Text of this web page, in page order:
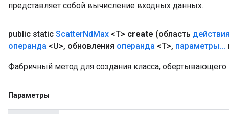
представляет собой вычисление входных данных.
public static ScatterNdMax <T> create (область
операнда <U>, обновления операнда <T>, параметры...
Фабричный метод для создания класса,
Параметры